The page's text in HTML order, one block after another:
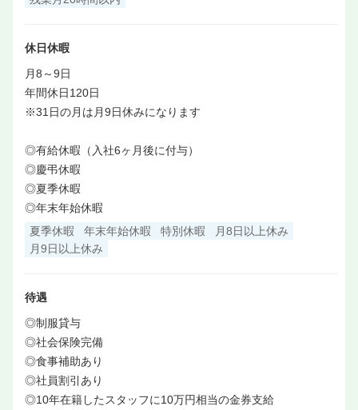
休日休暇
月8～9日
年間休日120日
※31日の月は月9日休みになります
◎有給休暇（入社6ヶ月後に付与）
◎慶弔休暇
◎夏季休暇
◎年末年始休暇
夏季休暇
年末年始休暇 特別休暇
月8日以上休み
月9日以上休み
待遇
◎制服貸与
◎社会保険完備
◎食事補助あり
◎社員割引あり
◎10年在籍したスタッフに10万円相当の金券支給